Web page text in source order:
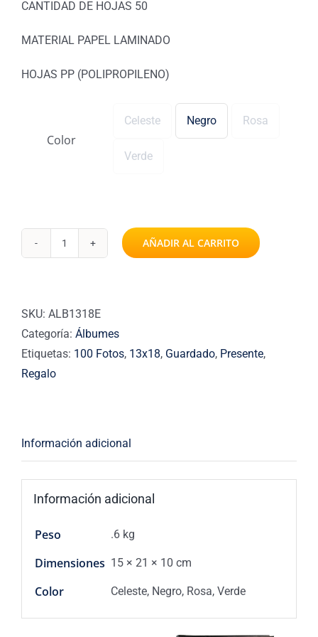
CANTIDAD DE HOJAS 50
MATERIAL PAPEL LAMINADO
HOJAS PP (POLIPROPILENO)
Color
Celeste Negro Rosa
Verde
Fotos
Estrellas
cantidad
AÑADIR AL CARRITO
SKU: ALB1318E
Categoría: Álbumes
Etiquetas: 100 Fotos, 13x18, Guardado, Presente,
Regalo
Información adicional
Información adicional
Peso .6 kg
Dimensiones 15 × 21 × 10 cm
Color Celeste, Negro, Rosa, Verde